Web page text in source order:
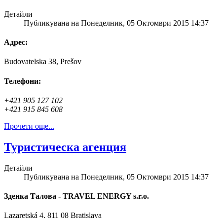
Детайли
Публикувана на Понеделник, 05 Октомври 2015 14:37
Адрес:
Budovatelska 38, Prešov
Телефони:
+421 905 127 102
+421 915 845 608
Прочети още...
Туристическа агенция
Детайли
Публикувана на Понеделник, 05 Октомври 2015 14:37
Зденка Талова - TRAVEL ENERGY s.r.o.
Lazaretská 4, 811 08 Bratislava